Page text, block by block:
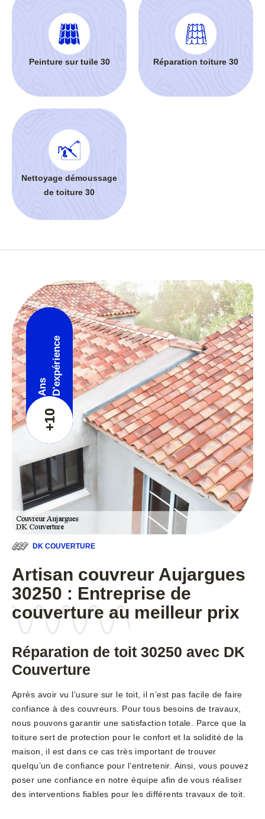
Peinture sur tuile 30 Réparation toiture 30
Nettoyage démoussage
de toiture 30
+10
Ans D'expérience
DK COUVERTURE
Artisan couvreur Aujargues
30250 : Entreprise de
couverture au meilleur prix
Réparation de toit 30250 avec DK
Couverture
Après avoir vu l’usure sur le toit, il n’est pas facile de faire
confiance à des couvreurs. Pour tous besoins de travaux,
nous pouvons garantir une satisfaction totale. Parce que la
toiture sert de protection pour le confort et la solidité de la
maison, il est dans ce cas très important de trouver
quelqu’un de confiance pour l’entretenir. Ainsi, vous pouvez
poser une confiance en notre équipe afin de vous réaliser
des interventions fiables pour les différents travaux de toit.